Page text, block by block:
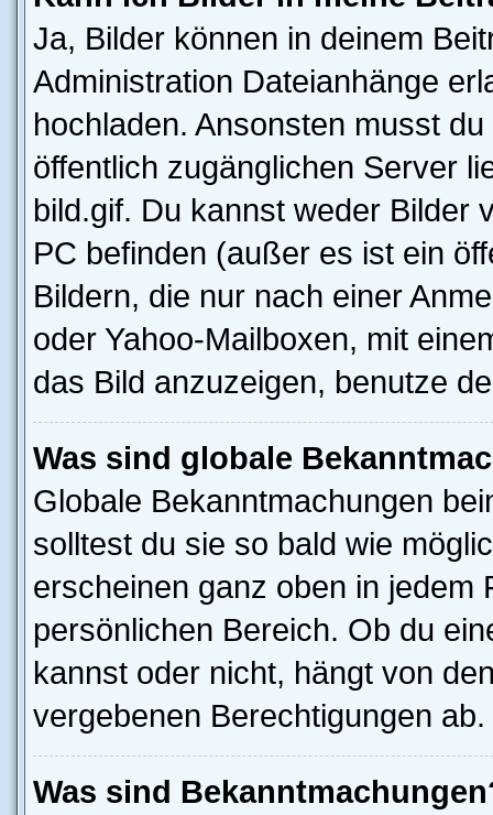
Ja, Bilder können in deinem
Administration Dateianhänge
hochladen. Ansonsten musst
öffentlich zugänglichen Server
bild.gif. Du kannst weder Bilder
PC befinden (außer es ist ein
Bildern, die nur nach einer
oder Yahoo-Mailboxen, mit
das Bild anzuzeigen, benutze
Was sind globale
Globale Bekanntmachungen
solltest du sie so bald wie
erscheinen ganz oben in jedem
persönlichen Bereich. Ob du
kannst oder nicht, hängt von
vergebenen Berechtigungen ab.
Was sind